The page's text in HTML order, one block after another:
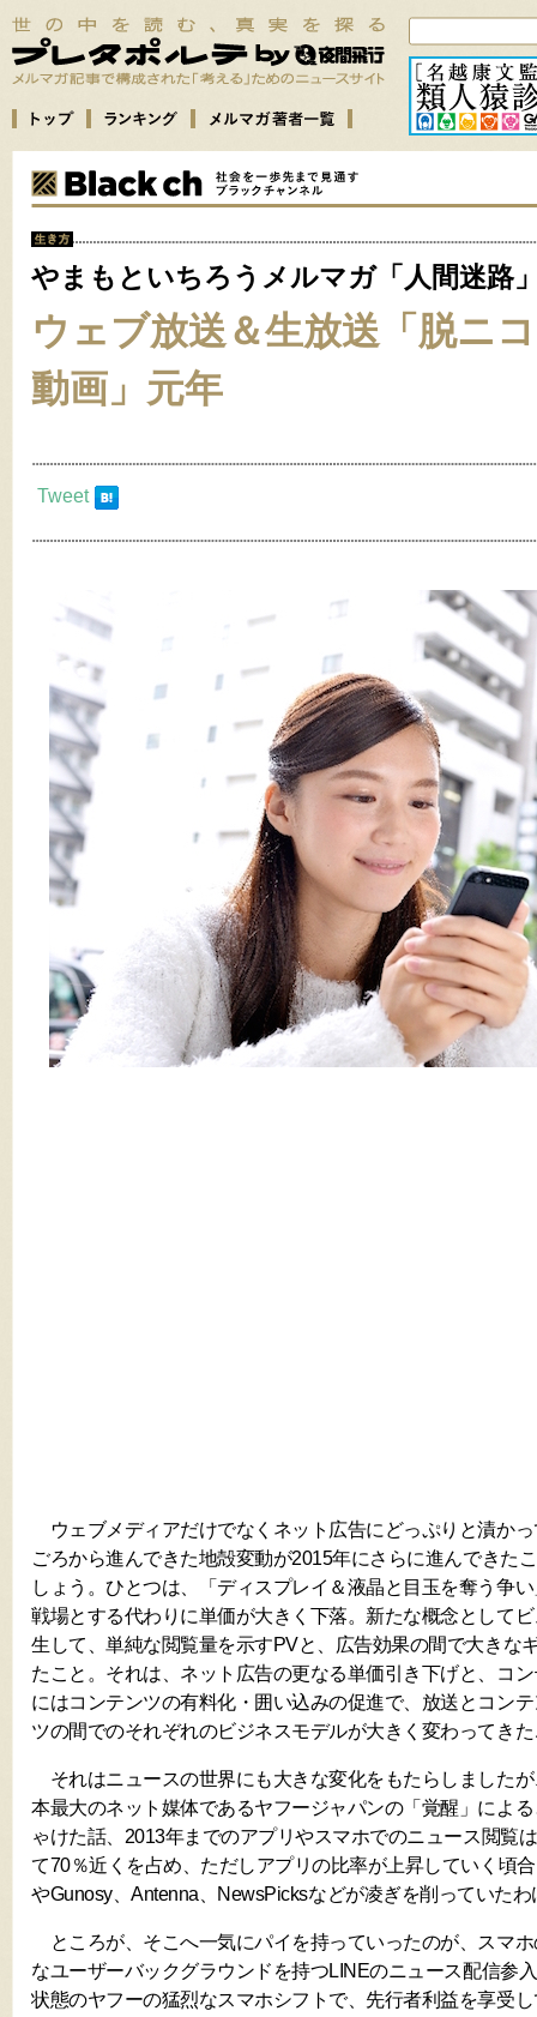
やまもといちろうメルマガ「人間迷路
ウェブ放送＆生放送「脱ニ
動画」元年
Tweet
ウェブメディアだけでなくネット広告にどっぷりと漬か
ごろから進んできた地殻変動が2015年にさらに進んできた
しょう。ひとつは、「ディスプレイ＆液晶と目玉を奪う争
戦場とする代わりに単価が大きく下落。新たな概念として
生して、単純な閲覧量を示すPVと、広告効果の間で大きな
たこと。それは、ネット広告の更なる単価引き下げと、コ
にはコンテンツの有料化・囲い込みの促進で、放送とコン
ツの間でのそれぞれのビジネスモデルが大きく変わってき
それはニュースの世界にも大きな変化をもたらしました
本最大のネット媒体であるヤフージャパンの「覚醒」によ
ゃけた話、2013年までのアプリやスマホでのニュース閲覧
て70％近くを占め、ただしアプリの比率が上昇していく頃
やGunosy、Antenna、NewsPicksなどが凌ぎを削っていたわ
ところが、そこへ一気にパイを持っていったのが、スマ
なユーザーバックグラウンドを持つLINEのニュース配信参
状態のヤフーの猛烈なスマホシフトで、先行者利益を享受